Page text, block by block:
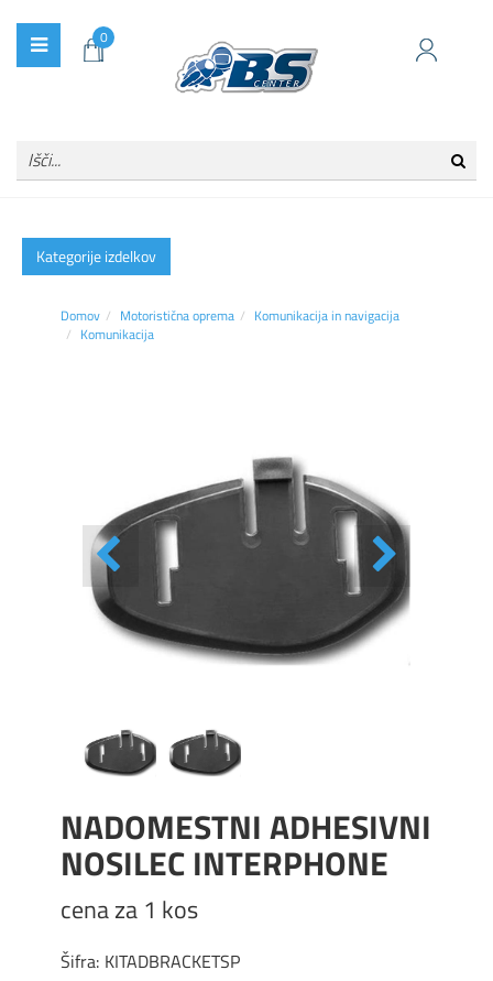
0
Kategorije izdelkov
Domov Motoristična oprema
Komunikacija in navigacija
Komunikacija
NADOMESTNI ADHESIVNI
NOSILEC INTERPHONE
cena za 1 kos
Šifra: KITADBRACKETSP